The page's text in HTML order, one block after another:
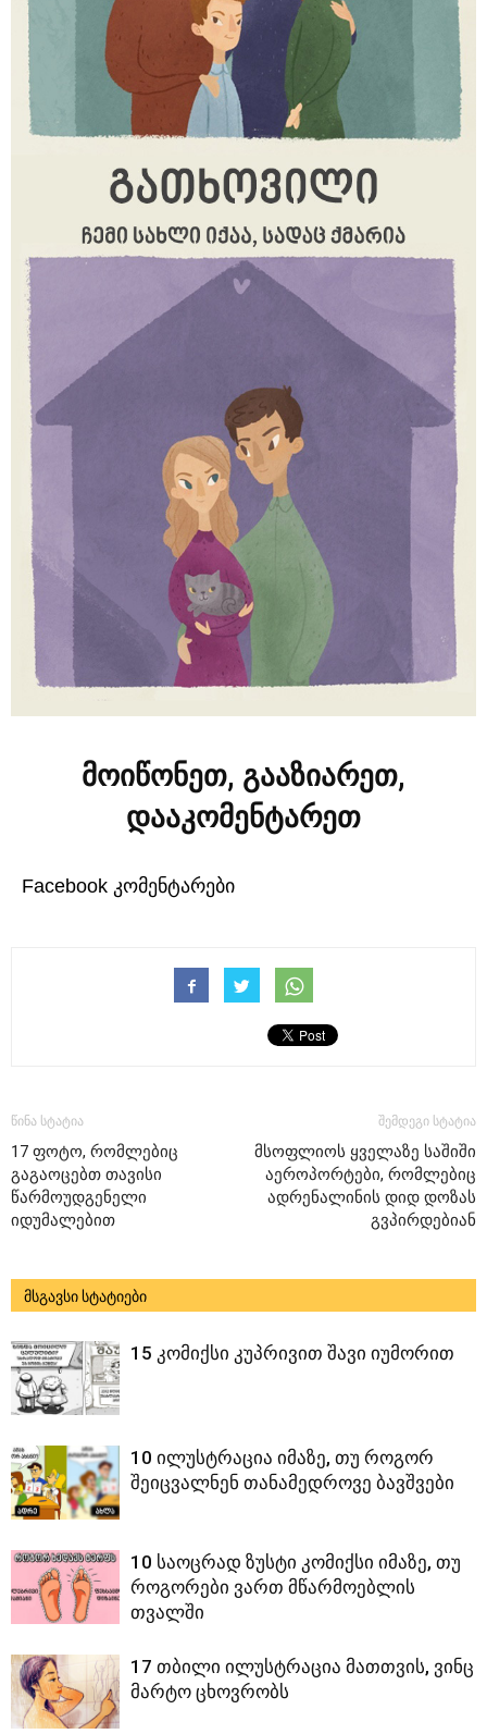
მოიწონეთ, გააზიარეთ,
დააკომენტარეთ
Facebook კომენტარები
წინა სტატია
17 ფოტო, რომლებიც
გაგაოცებთ თავისი
წარმოუდგენელი
იდუმალებით
შემდეგი სტატია
მსოფლიოს ყველაზე საშიში
აეროპორტები, რომლებიც
ადრენალინის დიდ დოზას
გვპირდებიან
მსგავსი სტატიები
15 კომიქსი კუპრივით შავი იუმორით
10 ილუსტრაცია იმაზე, თუ როგორ
შეიცვალნენ თანამედროვე ბავშვები
10 საოცრად ზუსტი კომიქსი იმაზე, თუ
როგორები ვართ მწარმოებლის
თვალში
17 თბილი ილუსტრაცია მათთვის, ვინც
მარტო ცხოვრობს